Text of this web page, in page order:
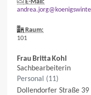
E-Mail:
Raum:
101
Frau Britta Kohl
Sachbearbeiterin
Personal (11)
Dollendorfer Straße 39